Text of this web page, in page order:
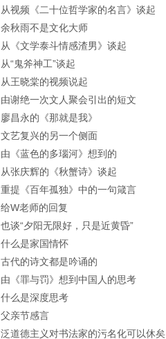
从视频《二十位哲学家的名言》谈起
余秋雨不是文化大师
从《文学泰斗情感渣男》谈起
从“鬼斧神工”谈起
从王晓棠的视频说起
由谢绝一次文人聚会引出的短文
廖昌永的《那就是我》
文艺复兴的另一个侧面
由《蓝色的多瑙河》想到的
从张庆辉的《秋蟹诗》谈起
重提《百年孤独》中的一句箴言
给W老师的回复
也谈“夕阳无限好，只是近黄昏”
什么是家国情怀
古代的诗文都是吟诵的
由《罪与罚》想到中国人的思考
什么是深度思考
父亲节感言
泛道德主义对书法家的污名化可以休矣